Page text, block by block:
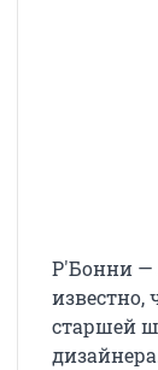
Р'Бонни —
известно,
старшей